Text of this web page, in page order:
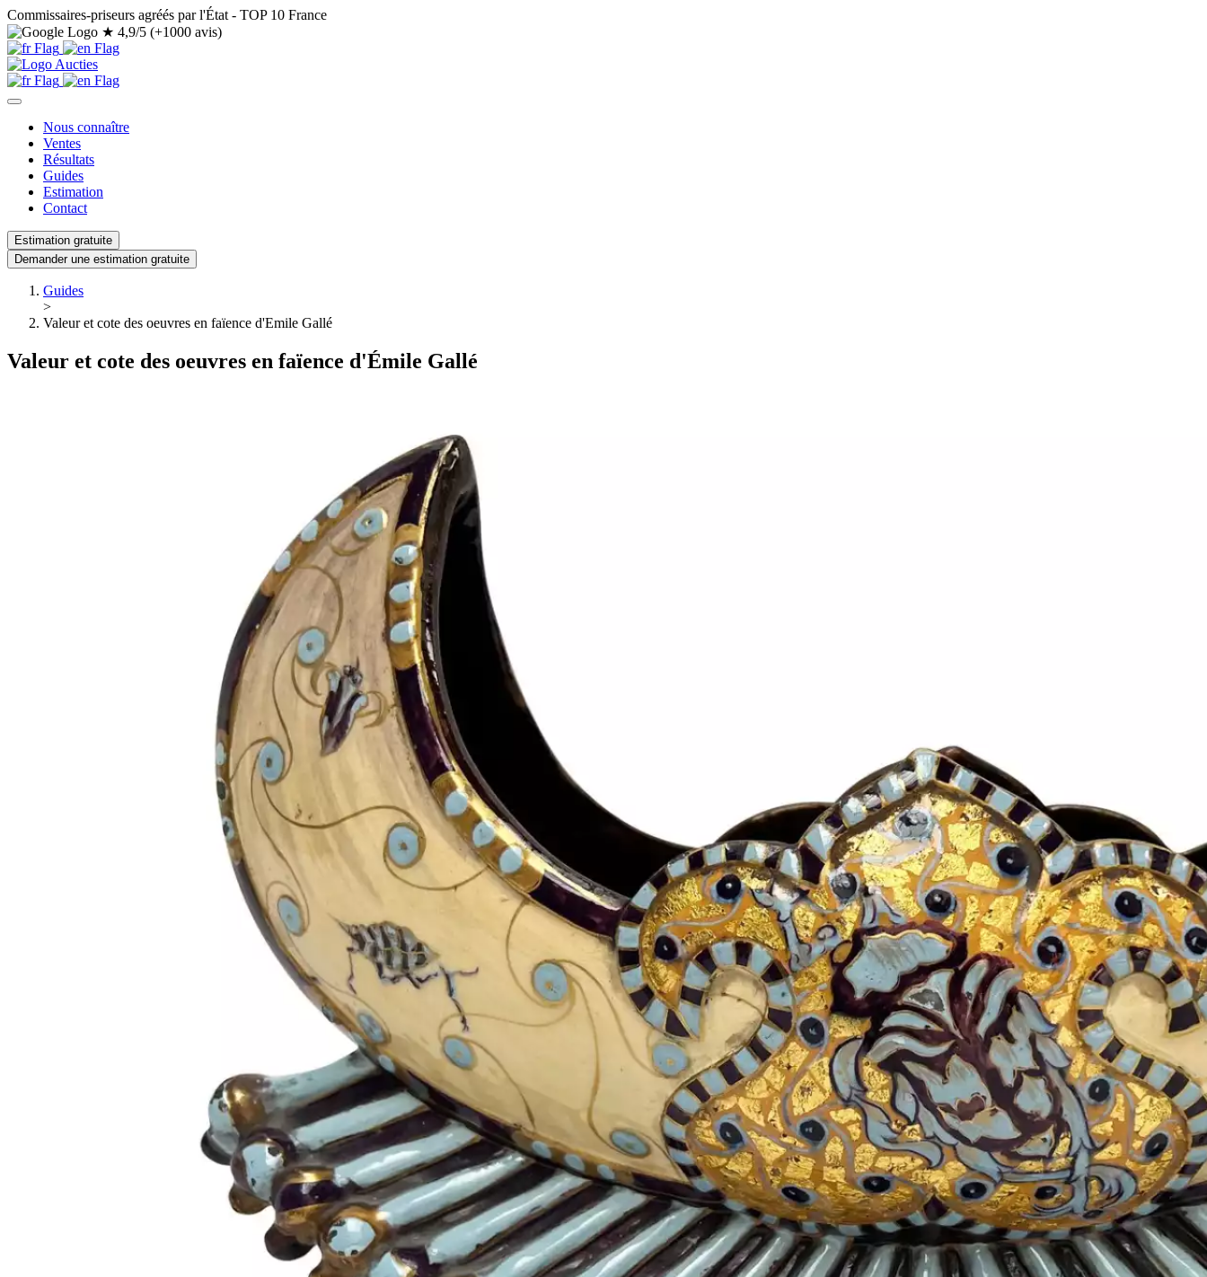
Commissaires-priseurs agréés par l'État - TOP 10 France
★ 4,9/5 (+1000 avis)
Nous connaître
Ventes
Résultats
Guides
Estimation
Contact
Estimation gratuite
Demander une estimation gratuite
Guides
>
Valeur et cote des oeuvres en faïence d'Emile Gallé
Valeur et cote des oeuvres en faïence d'Émile Gallé